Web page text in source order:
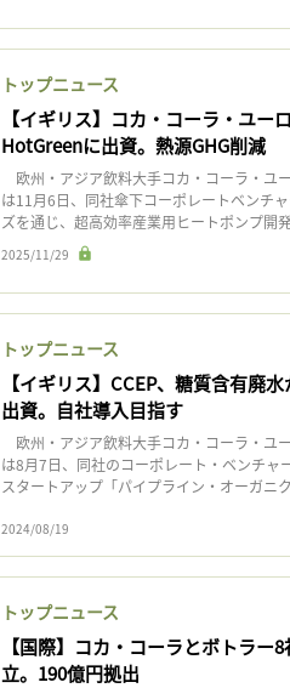
トップニュース
【イギリス】コカ・コーラ・ユー
HotGreenに出資。熱源GHG削減
欧州・アジア飲料大手コカ・コーラ・ユ
は11月6日、同社傘下コーポレートベンチ
ズを通じ、超高効率産業用ヒートポンプ開
2025/11/29
トップニュース
【イギリス】CCEP、糖質含有廃
出資。自社導入目指す
欧州・アジア飲料大手コカ・コーラ・ユ
は8月7日、同社のコーポレート・ベンチャ
スタートアップ「パイプライン・オーガニ
2024/08/19
トップニュース
【国際】コカ・コーラとボトラー
立。190億円拠出